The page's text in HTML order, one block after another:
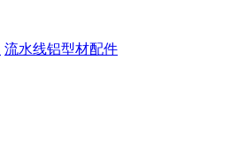
流水线铝型材配件